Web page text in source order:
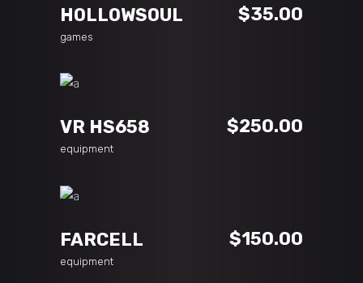
HOLLOWSOUL $35.00
games
VR HS658 $250.00
equipment
FARCELL $150.00
equipment